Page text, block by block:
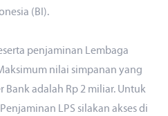
(BI).
penjaminan Lembaga
nilai simpanan yang
Bank adalah Rp 2 miliar. Untuk
LPS silakan akses di